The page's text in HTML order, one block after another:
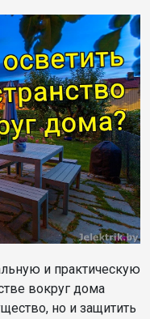
и практическую
вокруг дома
но и защитить